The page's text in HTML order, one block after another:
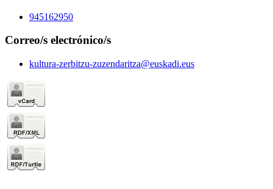
945162950
Correo/s electrónico/s
kultura-zerbitzu-zuzendaritza@euskadi.eus